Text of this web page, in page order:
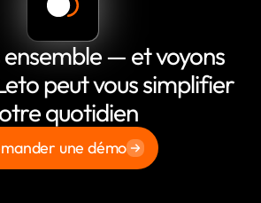
— et voyons
peut vous simplifier
quotidien
une démo